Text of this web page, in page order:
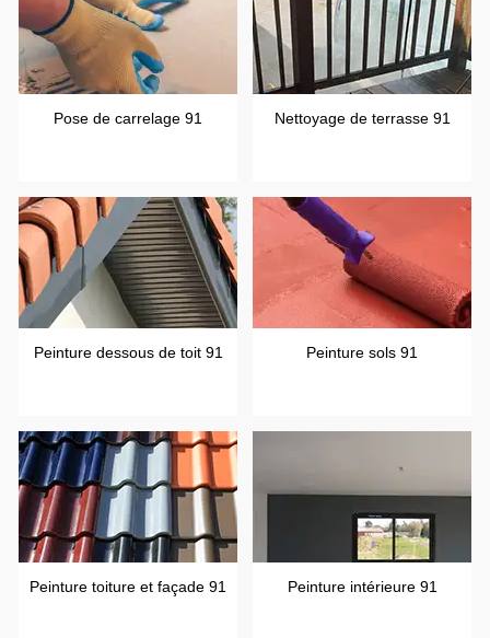
Pose de carrelage 91 Nettoyage de terrasse 91
Peinture dessous de toit 91 Peinture sols 91
Peinture toiture et façade 91 Peinture intérieure 91